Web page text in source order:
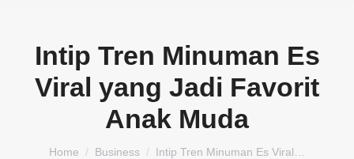
Intip Tren Minuman Es
Viral yang Jadi Favorit
Anak Muda
You are here:
Home Business Intip Tren Minuman Es Viral…